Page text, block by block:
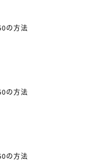
の方法
の方法
の方法